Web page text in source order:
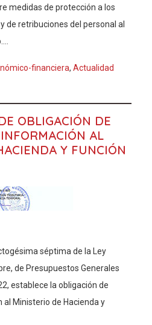
medidas de protección a los
de retribuciones del personal al
financiera, Actualidad
OBLIGACIÓN DE
AL
Y FUNCIÓN
séptima de la Ley
de Presupuestos Generales
establece la obligación de
Ministerio de Hacienda y